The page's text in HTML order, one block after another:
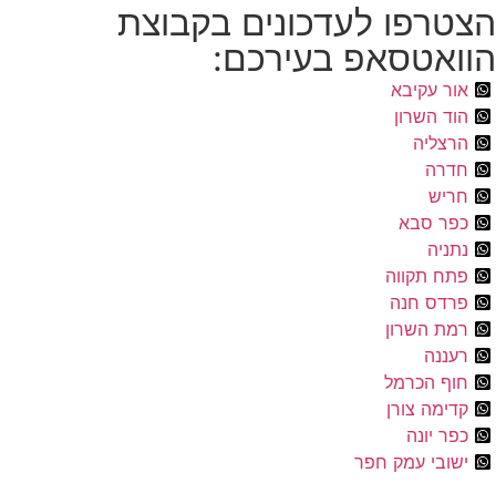
לעדכונים בקבוצת
בעירכם:
עקיבא
השרון
סבא
תקווה
חנה
השרון
הכרמל
צורן
יונה
עמק חפר